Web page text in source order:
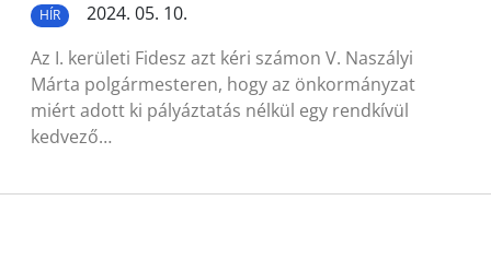
HÍR
2024. 05. 10.
Az I. kerületi Fidesz azt kéri számon V. Naszályi
Márta polgármesteren, hogy az önkormányzat
miért adott ki pályáztatás nélkül egy rendkívül
kedvező…